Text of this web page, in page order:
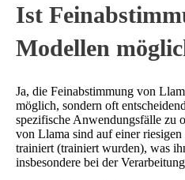
Ist
Modellen
Ja, die Feinabstimmung von
möglich, sondern oft
spezifische Anwendungsfälle zu
von Llama sind auf einer
trainiert (trainiert wurden), was
insbesondere bei der